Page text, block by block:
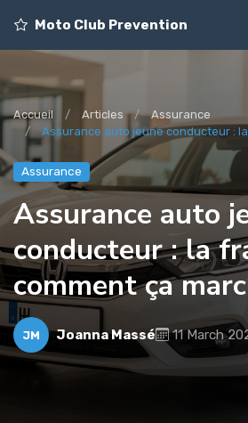
Moto Club Prevention
Accueil Articles
Assurance
Assurance auto jeune conducteur :
Assurance
Assurance auto
conducteur : la
comment ça
JM Joanna Massé 11 March